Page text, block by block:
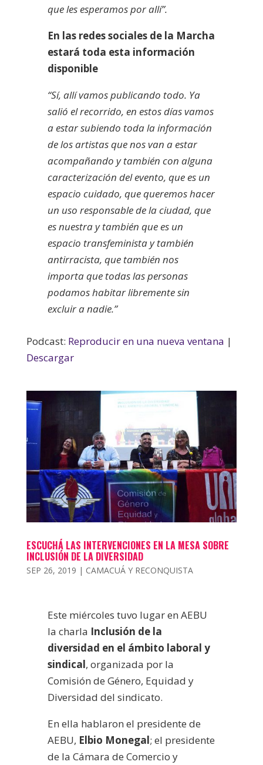
que les esperamos por allí”.
En las redes sociales de la Marcha
estará toda esta información
disponible
“Sí, allí vamos publicando todo. Ya
salió el recorrido, en estos días vamos
a estar subiendo toda la información
de los artistas que nos van a estar
acompañando y también con alguna
caracterización del evento, que es un
espacio cuidado, que queremos hacer
un uso responsable de la ciudad, que
es nuestra y también que es un
espacio transfeminista y también
antirracista, que también nos
importa que todas las personas
podamos habitar libremente sin
excluir a nadie.”
Podcast: Reproducir en una nueva ventana |
Descargar
ESCUCHÁ LAS INTERVENCIONES EN LA MESA SOBRE
INCLUSIÓN DE LA DIVERSIDAD
SEP 26, 2019 | CAMACUÁ Y RECONQUISTA
Este miércoles tuvo lugar en AEBU
la charla Inclusión de la
diversidad en el ámbito laboral y
sindical, organizada por la
Comisión de Género, Equidad y
Diversidad del sindicato.
En ella hablaron el presidente de
AEBU, Elbio Monegal; el presidente
de la Cámara de Comercio y